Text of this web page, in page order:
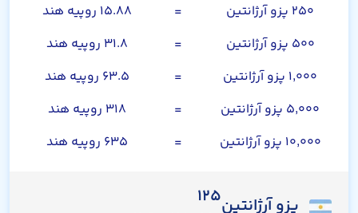
۲۵۰ پزو آرژانتین
=
۱۵.۸۸ روپیه هند
۵۰۰ پزو آرژانتین
=
۳۱.۸ روپیه هند
۱,۰۰۰ پزو آرژانتین
=
۶۳.۵ روپیه هند
۵,۰۰۰ پزو آرژانتین
=
۳۱۸ روپیه هند
۱۰,۰۰۰ پزو آرژانتین
= ۶۳۵ روپیه هند
پزو آرژانتین۱۲۵